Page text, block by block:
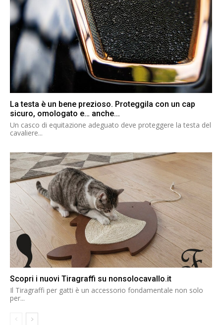
La testa è un bene prezioso. Proteggila con un cap
sicuro, omologato e… anche...
Un casco di equitazione adeguato deve proteggere la testa del
cavaliere...
Scopri i nuovi Tiragraffi su nonsolocavallo.it
Il Tiragraffi per gatti è un accessorio fondamentale non solo
per...